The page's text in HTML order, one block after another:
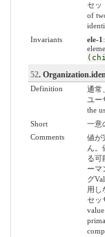
セッ
of
Invariants
ele-1
52.
Definition
通常
ユー
the
Short
一意
Comments
値が
ん。
る可
ーマ
グ
用し
セッ